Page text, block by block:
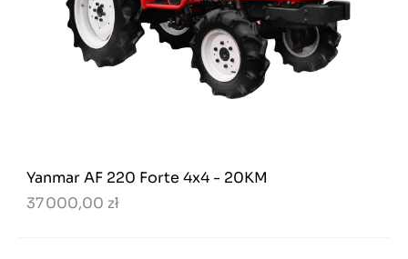
Yanmar AF 220 Forte 4x4 - 20KM
37 000,00 zł